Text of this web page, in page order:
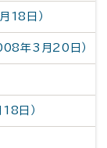
18日）
年3月20日）
日）